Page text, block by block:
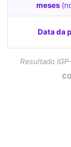
meses
Data da
Resultado